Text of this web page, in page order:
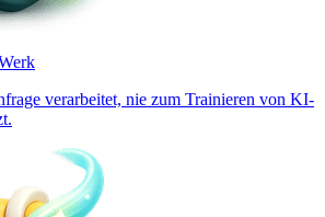
verarbeitet, nie zum Trainieren von KI-